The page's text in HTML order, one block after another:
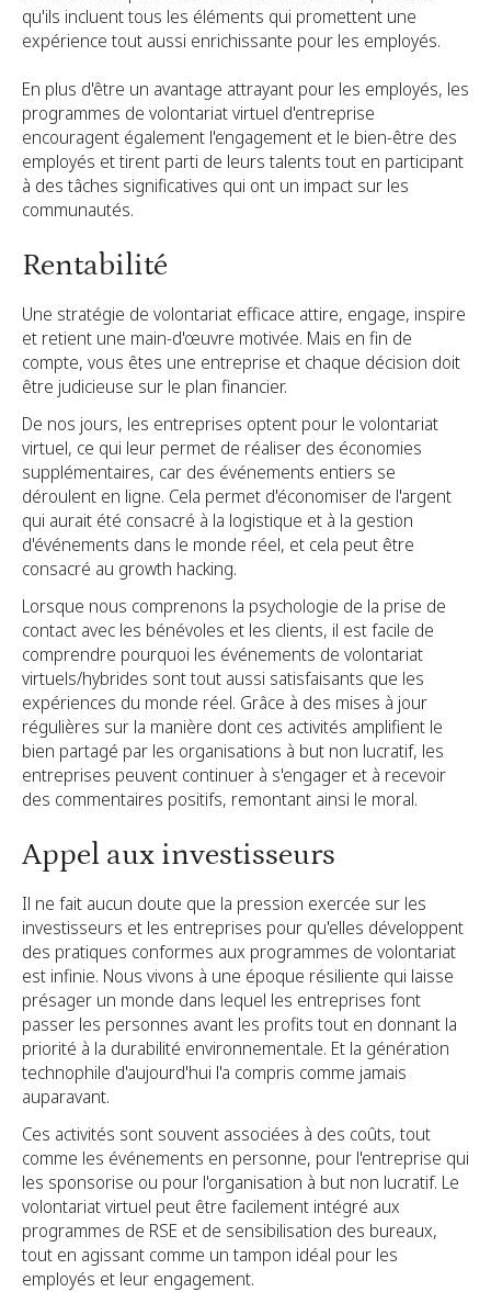
qu'ils incluent tous les éléments qui promettent une
expérience tout aussi enrichissante pour les employés.
En plus d'être un avantage attrayant pour les employés, les
programmes de volontariat virtuel d'entreprise
encouragent également l'engagement et le bien-être des
employés et tirent parti de leurs talents tout en participant
à des tâches significatives qui ont un impact sur les
communautés.
Rentabilité
Une stratégie de volontariat efficace attire, engage, inspire
et retient une main-d'œuvre motivée. Mais en fin de
compte, vous êtes une entreprise et chaque décision doit
être judicieuse sur le plan financier.
De nos jours, les entreprises optent pour le volontariat
virtuel, ce qui leur permet de réaliser des économies
supplémentaires, car des événements entiers se
déroulent en ligne. Cela permet d'économiser de l'argent
qui aurait été consacré à la logistique et à la gestion
d'événements dans le monde réel, et cela peut être
consacré au growth hacking.
Lorsque nous comprenons la psychologie de la prise de
contact avec les bénévoles et les clients, il est facile de
comprendre pourquoi les événements de volontariat
virtuels/hybrides sont tout aussi satisfaisants que les
expériences du monde réel. Grâce à des mises à jour
régulières sur la manière dont ces activités amplifient le
bien partagé par les organisations à but non lucratif, les
entreprises peuvent continuer à s'engager et à recevoir
des commentaires positifs, remontant ainsi le moral.
Appel aux investisseurs
Il ne fait aucun doute que la pression exercée sur les
investisseurs et les entreprises pour qu'elles développent
des pratiques conformes aux programmes de volontariat
est infinie. Nous vivons à une époque résiliente qui laisse
présager un monde dans lequel les entreprises font
passer les personnes avant les profits tout en donnant la
priorité à la durabilité environnementale. Et la génération
technophile d'aujourd'hui l'a compris comme jamais
auparavant.
Ces activités sont souvent associées à des coûts, tout
comme les événements en personne, pour l'entreprise qui
les sponsorise ou pour l'organisation à but non lucratif. Le
volontariat virtuel peut être facilement intégré aux
programmes de RSE et de sensibilisation des bureaux,
tout en agissant comme un tampon idéal pour les
employés et leur engagement.